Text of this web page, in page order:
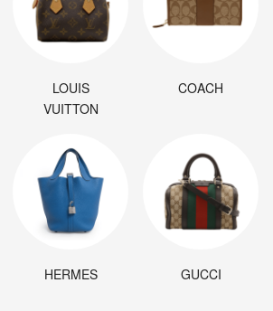
LOUIS
VUITTON
COACH
HERMES GUCCI